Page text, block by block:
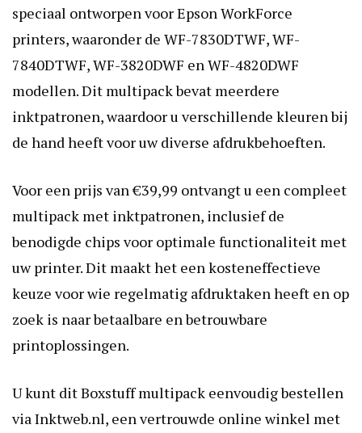
speciaal ontworpen voor Epson WorkForce
printers, waaronder de WF-7830DTWF, WF-
7840DTWF, WF-3820DWF en WF-4820DWF
modellen. Dit multipack bevat meerdere
inktpatronen, waardoor u verschillende kleuren bij
de hand heeft voor uw diverse afdrukbehoeften.
Voor een prijs van €39,99 ontvangt u een compleet
multipack met inktpatronen, inclusief de
benodigde chips voor optimale functionaliteit met
uw printer. Dit maakt het een kosteneffectieve
keuze voor wie regelmatig afdruktaken heeft en op
zoek is naar betaalbare en betrouwbare
printoplossingen.
U kunt dit Boxstuff multipack eenvoudig bestellen
via Inktweb.nl, een vertrouwde online winkel met